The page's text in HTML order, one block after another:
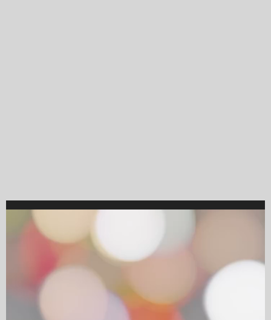
Video
Player